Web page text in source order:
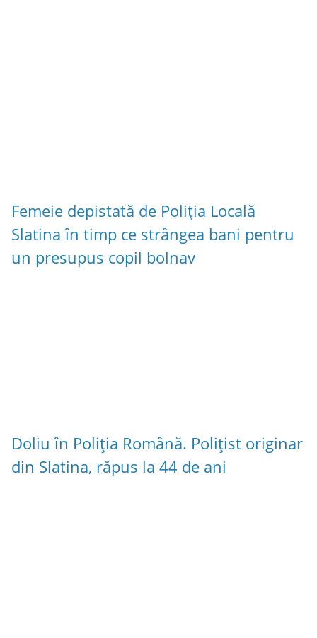
Femeie depistată de Poliția Locală
Slatina în timp ce strângea bani pentru
un presupus copil bolnav
Doliu în Poliția Română. Polițist originar
din Slatina, răpus la 44 de ani